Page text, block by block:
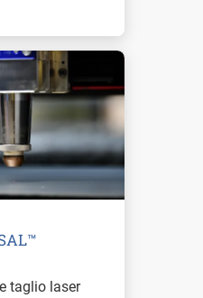
taglio laser